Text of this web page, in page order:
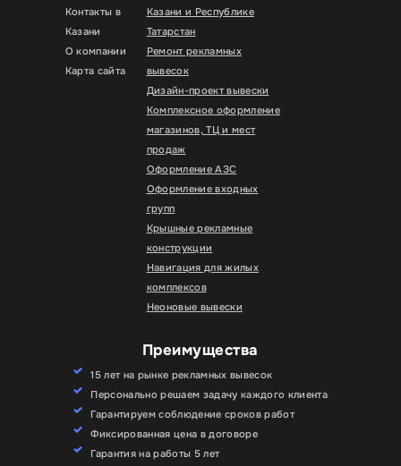
Контакты в
Казани
О компании
Карта сайта
Казани и Республике
Татарстан
Ремонт рекламных
вывесок
Дизайн-проект вывески
Комплексное оформление
магазинов, ТЦ и мест
продаж
Оформление АЗС
Оформление входных
групп
Крышные рекламные
конструкции
Навигация для жилых
комплексов
Неоновые вывески
Преимущества
15 лет на рынке рекламных вывесок
Персонально решаем задачу каждого клиента
Гарантируем соблюдение сроков работ
Фиксированная цена в договоре
Гарантия на работы 5 лет